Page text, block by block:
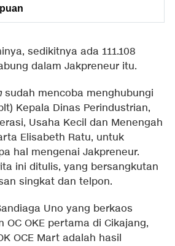
sedikitnya ada 111.108
dalam Jakpreneur itu.
sudah mencoba menghubungi
Kepala Dinas Perindustrian,
Usaha Kecil dan Menengah
Elisabeth Ratu, untuk
hal mengenai Jakpreneur.
ini ditulis, yang bersangkutan
singkat dan telpon.
Uno yang berkaos
OC OKE pertama di Cikajang,
OCE Mart adalah hasil